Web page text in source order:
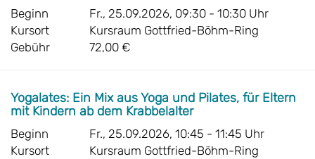
Beginn
Fr., 25.09.2026, 09:30 - 10:30 Uhr
Kursort
Kursraum Gottfried-Böhm-Ring
Gebühr
72,00 €
Yogalates: Ein Mix aus Yoga und Pilates, für Eltern
mit Kindern ab dem Krabbelalter
Beginn
Fr., 25.09.2026, 10:45 - 11:45 Uhr
Kursort
Kursraum Gottfried-Böhm-Ring